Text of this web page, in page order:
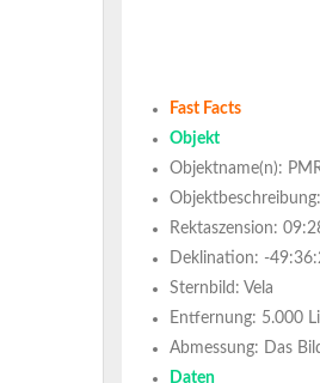
Fast Facts
Objekt
Objektname(n):
Rektaszension:
Deklination: -
Sternbild: Vela
Entfernung: 5.000
Abmessung: Das
Daten